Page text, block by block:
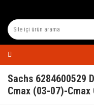
Sachs 6284600529
Cmax (03-07)-Cmax